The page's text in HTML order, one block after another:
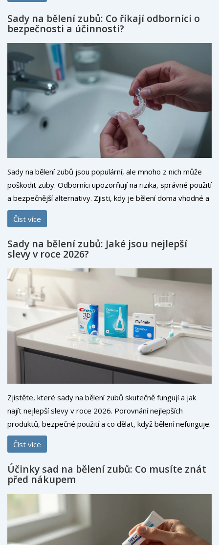
Sady na bělení zubů: Co říkají odborníci o
bezpečnosti a účinnosti?
Sady na bělení zubů jsou populární, ale mnoho z nich může
poškodit zuby. Odborníci upozorňují na rizika, správné použití
a bezpečnější alternativy. Zjisti, kdy je bělení doma vhodné a
kdy ne.
Číst více
Sady na bělení zubů: Jaké jsou nejlepší
slevy v roce 2026?
Zjistěte, které sady na bělení zubů skutečně fungují a jak
najít nejlepší slevy v roce 2026. Porovnání nejlepších
produktů, bezpečné použití a co dělat, když bělení nefunguje.
Číst více
Účinky sad na bělení zubů: Co musíte znát
před nákupem